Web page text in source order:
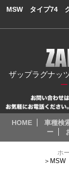
MSW タイプ74 グ
ザップラグナッ
HOME 車種検
ー
ホ
＞ MSW